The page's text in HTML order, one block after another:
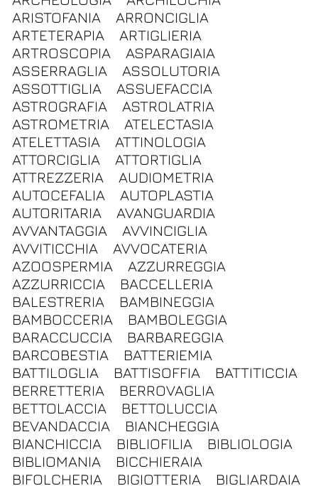
ARISTOFANIA
ARRONCIGLIA
ARTETERAPIA
ARTIGLIERIA
ARTROSCOPIA
ASPARAGIAIA
ASSERRAGLIA
ASSOLUTORIA
ASSOTTIGLIA
ASSUEFACCIA
ASTROGRAFIA
ASTROLATRIA
ASTROMETRIA
ATELECTASIA
ATELETTASIA
ATTINOLOGIA
ATTORCIGLIA
ATTORTIGLIA
ATTREZZERIA
AUDIOMETRIA
AUTOCEFALIA
AUTOPLASTIA
AUTORITARIA
AVANGUARDIA
AVVANTAGGIA
AVVINCIGLIA
AVVITICCHIA
AVVOCATERIA
AZOOSPERMIA
AZZURREGGIA
AZZURRICCIA
BACCELLERIA
BALESTRERIA
BAMBINEGGIA
BAMBOCCERIA
BAMBOLEGGIA
BARACCUCCIA
BARBAREGGIA
BARCOBESTIA
BATTERIEMIA
BATTILOGLIA
BATTISOFFIA
BATTITICCIA
BERRETTERIA
BERROVAGLIA
BETTOLACCIA
BETTOLUCCIA
BEVANDACCIA
BIANCHEGGIA
BIANCHICCIA
BIBLIOFILIA
BIBLIOLOGIA
BIBLIOMANIA
BICCHIERAIA
BIFOLCHERIA
BIGIOTTERIA
BIGLIARDAIA